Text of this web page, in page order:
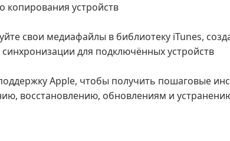
копирования устройств
свои медиафайлы в библиотеку iTunes,
синхронизации для подключённых устройств
Apple, чтобы получить пошаговые
восстановлению, обновлениям и